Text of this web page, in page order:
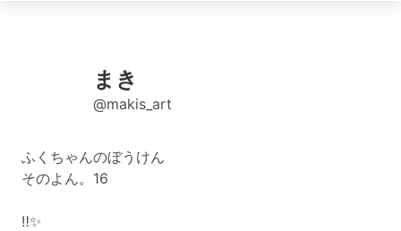
まき
@makis_art
ふくちゃんのぼうけん
そのよん。16
‼️✨